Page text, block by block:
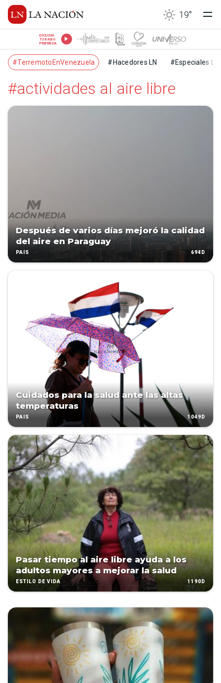
19°
ESCUCHÁ
TU RADIO
PREFERIDA
#TerremotoEnVenezuela #Hacedores LN #Especiales LN
#actividades al aire libre
Después de varios días mejoró la calidad
del aire en Paraguay
PAÍS 694D
Cuidados para la salud ante las altas
temperaturas
PAÍS 1049D
Pasar tiempo al aire libre ayuda a los
adultos mayores a mejorar la salud
ESTILO DE VIDA 1190D